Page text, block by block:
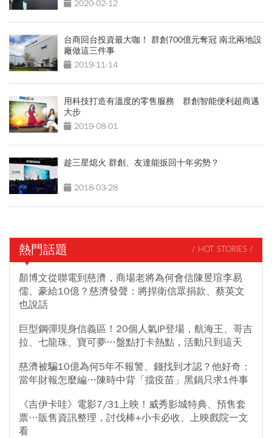
2020-02-12
台商回台投資最大咖！ 群創700億元奪冠 南北兩地設
廠做這三件事
2019-11-14
用科技打造有溫度的零售服務 群創智能便利超商邁
大步
2019-08-01
趁三星熄火 群創、友達能扳回十年劣勢？
2018-03-28
熱門話題 / HOT STORIES /
顏博文從聯電到慈濟，商場老將為何會信陳昱瑄李易
儒、豪給10億？慈濟發聲：將捍衛信眾捐款、蔡英文
也說話
巨型鋼彈現身信義區！20個人氣IP登場，航海王、哥吉
拉、七龍珠、寶可夢…盤點打卡熱點，活動只到這天
慈濟被騙10億為何5年不報警、錢找到才認？他好奇：
當年財報怎麼編…陳時中背「擋疫苗」黑鍋只求1件事
《吉伊卡哇》電影7/31上映！威秀影城特典、預售套
票…販售資訊整理，討伐棒+小卡必收、上映戲院一文
看